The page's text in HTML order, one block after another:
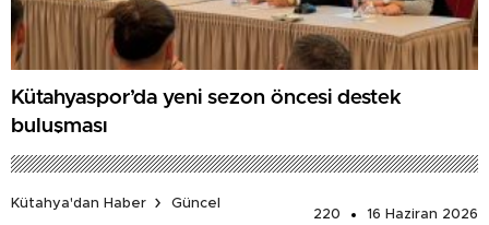
Kütahyaspor’da yeni sezon öncesi destek
buluşması
Kütahya'dan Haber
Güncel
220
16 Haziran 2026